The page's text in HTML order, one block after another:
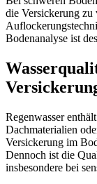
die Versickerung zu
Bodenanalyse ist
Regenwasser
Dachmaterialien
Versickerung im
Dennoch ist die
insbesondere bei